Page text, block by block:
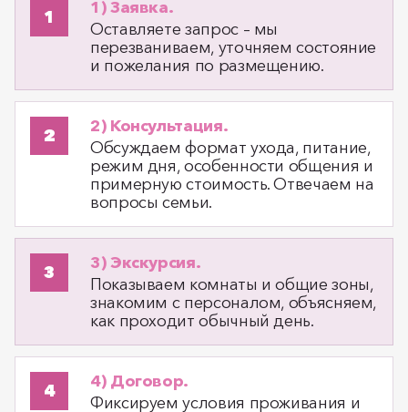
1) Заявка.
Оставляете запрос – мы
перезваниваем, уточняем состояние
и пожелания по размещению.
2) Консультация.
Обсуждаем формат ухода, питание,
режим дня, особенности общения и
примерную стоимость. Отвечаем на
вопросы семьи.
3) Экскурсия.
Показываем комнаты и общие зоны,
знакомим с персоналом, объясняем,
как проходит обычный день.
4) Договор.
Фиксируем условия проживания и